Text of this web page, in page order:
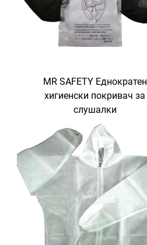
MR SAFETY Еднократен
хигиенски покривач за
слушалки